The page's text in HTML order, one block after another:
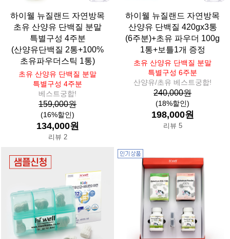
하이웰 뉴질랜드 자연방목
초유 산양유 단백질 분말
특별구성 4주분
(산양유단백질 2통+100%
초유파우더스틱 1통)
초유 산양유 단백질 분말
특별구성 4주분
베스트궁합!
159,000원
(16%할인)
134,000원
리뷰 2
하이웰 뉴질랜드 자연방목
산양유 단백질 420gx3통
(6주분)+초유 파우더 100g
1통+보틀1개 증정
초유 산양유 단백질 분말
특별구성 6주분
산양유/초유 베스트궁합!
240,000원
(18%할인)
198,000원
리뷰 5